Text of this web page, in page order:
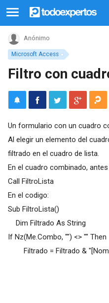
Microsoft Access
Anónimo
Filtro con
Un formulario con un cuadro
Al elegir un elemento del
filtrado en el cuadro de lista.
En el cuadro combinado,
Call FiltroLista
En el codigo:
Sub FiltroLista()
Dim Filtrado As String
If Nz(Me.Combo, "") <> "" Then
Filtrado = Filtrado &